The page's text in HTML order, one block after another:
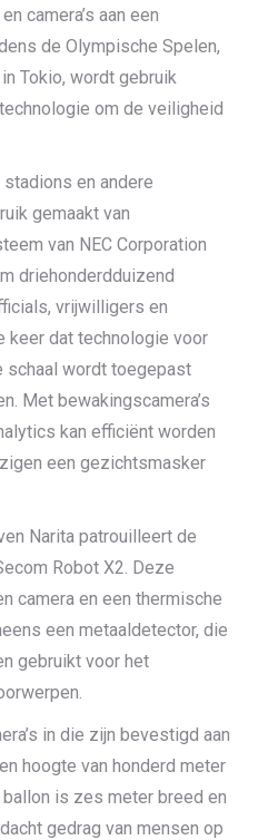
camera’s aan een
de Olympische Spelen,
Tokio, wordt gebruik
om de veiligheid
en andere
gemaakt van
van NEC Corporation
driehonderdduizend
vrijwilligers en
keer dat technologie voor
schaal wordt toegepast
Met bewakingscamera’s
kan efficiënt worden
een gezichtsmasker
Narita patrouilleert de
Robot X2. Deze
camera en een thermische
een metaaldetector, die
gebruikt voor het
in die zijn bevestigd aan
hoogte van honderd meter
is zes meter breed en
gedrag van mensen op